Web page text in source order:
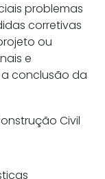
problemas
corretivas
ou
e
conclusão da
Civil